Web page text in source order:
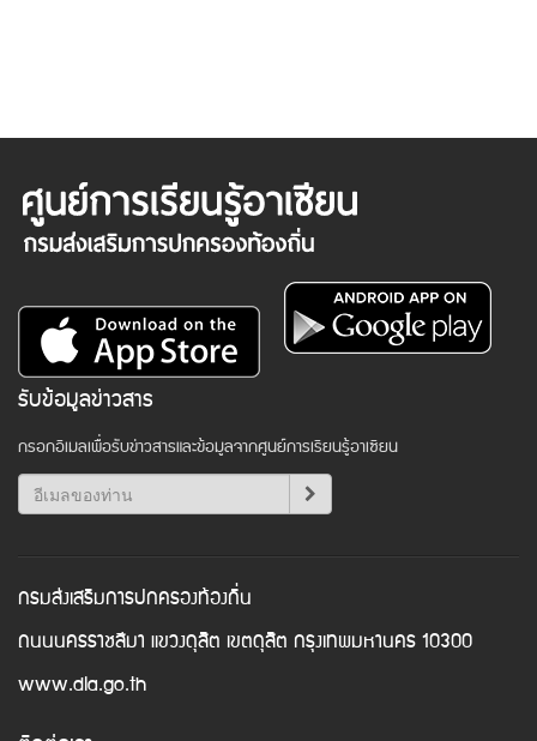
รับข้อมูลข่าวสาร
กรอกอีเมลเพื่อรับข่าวสารและข้อมูลจากศูนย์การเรียนรู้อาเซียน
กรมส่งเสริมการปกครองท้องถิ่น
ถนนนครราชสีมา แขวงดุสิต เขตดุสิต กรุงเทพมหานคร 10300
www.dla.go.th